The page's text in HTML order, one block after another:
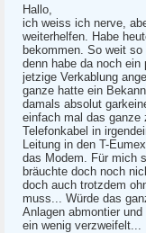
Hallo,
ich weiss ich nerve,
weiterhelfen. Habe
bekommen. So weit
denn habe da noch ein
jetzige Verkablung
ganze hatte ein
damals absolut
einfach mal das ganze
Telefonkabel in
Leitung in den T-
das Modem. Für mich
bräuchte doch noch
doch auch trotzdem
muss... Würde das
Anlagen abmontier
ein wenig verzweifelt...